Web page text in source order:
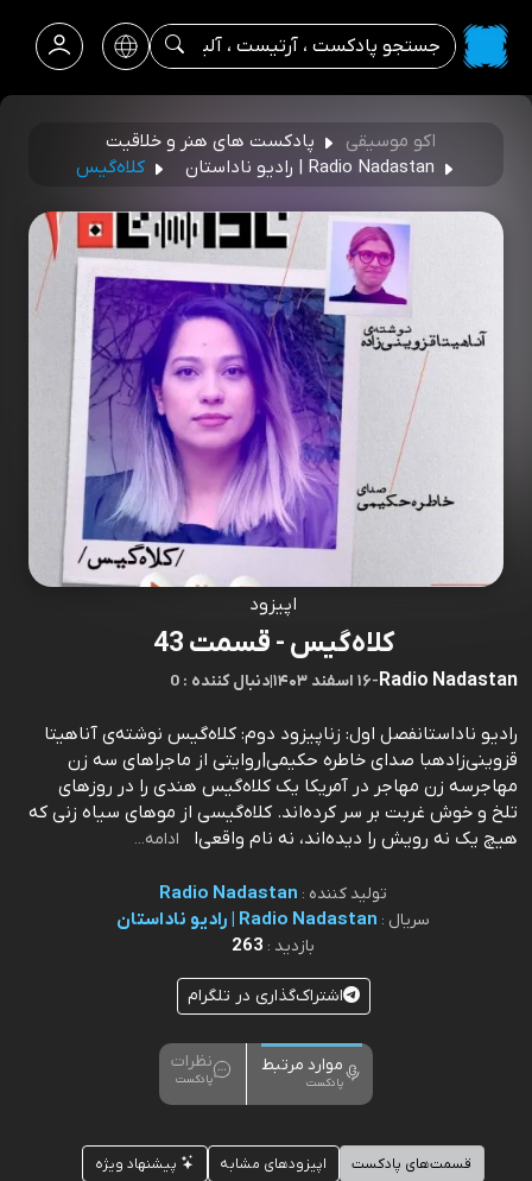
اکو موسیقی
پادکست های هنر و خلاقیت
Radio Nadastan | رادیو ناداستان
کلاه‌گیس
اپیزود
کلاه‌گیس - قسمت 43
Radio Nadastan
-۱۶ اسفند ۱۴۰۳ |0 : دنبال کننده
رادیو ناداستانفصل اول: زناپیزود دوم: کلاه‌گیس نوشته‌ی آناهیتا
قزوینی‌زادهبا صدای خاطره حكیمی|روایتی از ماجراهای سه زن
مهاجرسه زن مهاجر در آمریکا یک کلاه‌گیس هندی را در روزهای
تلخ و خوش غربت‌ بر سر کرده‌اند. کلاه‌گیسی از موهای سیاه زنی که
هیچ یک نه رویش را دیده‌اند، نه نام واقعی‌ا
ادامه...
تولید کننده : Radio Nadastan
سریال : Radio Nadastan | رادیو ناداستان
بازدید : 263
اشتراک‌گذاری در تلگرام
موارد مرتبط
پادکست
نظرات
پادکست
قسمت‌های پادکست اپیزودهای مشابه پیشنهاد ویژه